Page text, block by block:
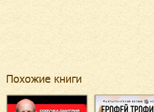
Похожие книги